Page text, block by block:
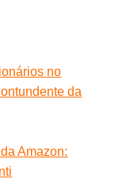
no
da
Amazon: